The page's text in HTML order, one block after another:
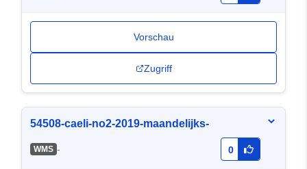
Vorschau
Zugriff
54508-caeli-no2-2019-maandelijks-
WMS - 0